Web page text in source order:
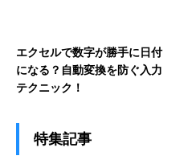
エクセルで数字が勝手に日付
になる？自動変換を防ぐ入力
テクニック！
特集記事